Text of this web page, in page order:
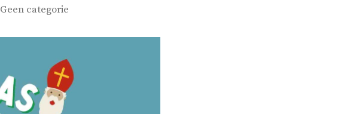
Geplaatst
Geen categorie